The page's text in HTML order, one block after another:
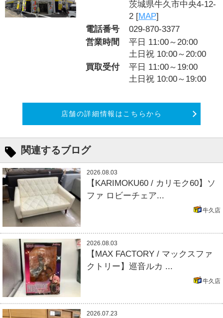
茨城県牛久市中央4-12-
2 [MAP]
電話番号
029-870-3377
営業時間
平日 11:00～20:00
土日祝 10:00～20:00
買取受付
平日 11:00～19:00
土日祝 10:00～19:00
店舗の詳細情報はこちらから
関連するブログ
2026.08.03
【KARIMOKU60 / カリモク60】ソ
ファ ロビーチェア...
牛久店
2026.08.03
【MAX FACTORY / マックスファ
クトリー】巡音ルカ ...
牛久店
2026.07.23